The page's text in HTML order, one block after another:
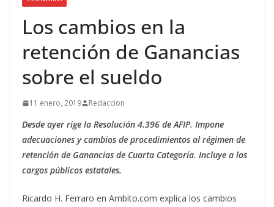
Los cambios en la
retención de Ganancias
sobre el sueldo
11 enero, 2019 Redaccion
Desde ayer rige la Resolución 4.396 de AFIP. Impone
adecuaciones y cambios de procedimientos al régimen de
retención de Ganancias de Cuarta Categoría. Incluye a los
cargos públicos estatales.
Ricardo H. Ferraro en Ambito.com explica los cambios